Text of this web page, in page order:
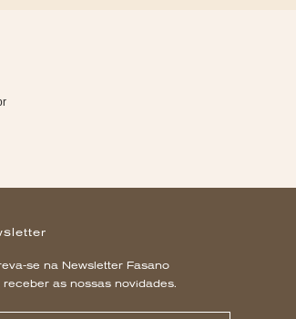
se na Newsletter Fasano
receber as nossas novidades.